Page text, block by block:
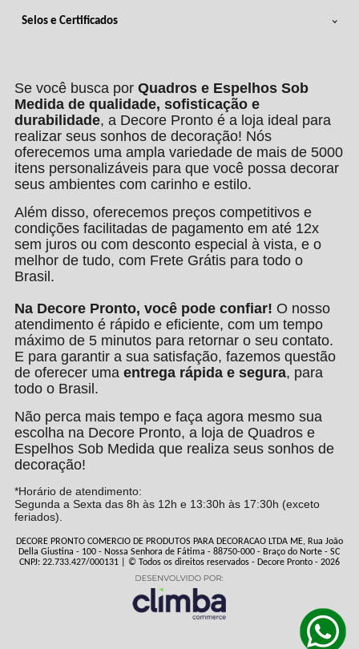
Selos e Certificados
Se você busca por Quadros e Espelhos Sob
Medida de qualidade, sofisticação e
durabilidade, a Decore Pronto é a loja ideal para
realizar seus sonhos de decoração! Nós
oferecemos uma ampla variedade de mais de 5000
itens personalizáveis para que você possa decorar
seus ambientes com carinho e estilo.
Além disso, oferecemos preços competitivos e
condições facilitadas de pagamento em até 12x
sem juros ou com desconto especial à vista, e o
melhor de tudo, com Frete Grátis para todo o
Brasil.
Na Decore Pronto, você pode confiar! O nosso
atendimento é rápido e eficiente, com um tempo
máximo de 5 minutos para retornar o seu contato.
E para garantir a sua satisfação, fazemos questão
de oferecer uma entrega rápida e segura, para
todo o Brasil.
Não perca mais tempo e faça agora mesmo sua
escolha na Decore Pronto, a loja de Quadros e
Espelhos Sob Medida que realiza seus sonhos de
decoração!
*Horário de atendimento:
Segunda a Sexta das 8h às 12h e 13:30h às 17:30h (exceto
feriados).
DECORE PRONTO COMERCIO DE PRODUTOS PARA DECORACAO LTDA ME, Rua João
Della Giustina - 100 - Nossa Senhora de Fátima - 88750-000 - Braço do Norte - SC
CNPJ: 22.733.427/000131 | © Todos os direitos reservados - Decore Pronto - 2026